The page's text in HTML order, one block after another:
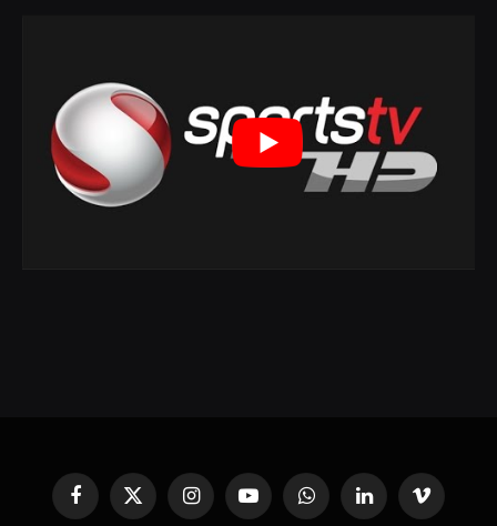
Facebook
X
InstagramYouTubeWhatsAppLinkedin'deVimeo